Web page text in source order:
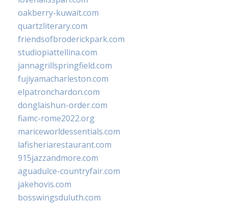
oakberry-kuwait.com
quartzliterary.com
friendsofbroderickpark.com
studiopiattellina.com
jannagrillspringfield.com
fujiyamacharleston.com
elpatronchardon.com
donglaishun-order.com
fiamc-rome2022.org
mariceworldessentials.com
lafisheriarestaurant.com
915jazzandmore.com
aguadulce-countryfair.com
jakehovis.com
bosswingsduluth.com